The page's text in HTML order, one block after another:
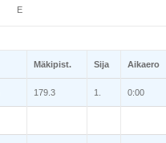
E
Mäkipist. Sija Aikaero
179.3 1. 0:00